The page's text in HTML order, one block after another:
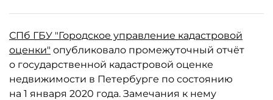
СПб ГБУ "Городское управление кадастровой
оценки" опубликовало промежуточный отчёт
о государственной кадастровой оценке
недвижимости в Петербурге по состоянию
на 1 января 2020 года. Замечания к нему